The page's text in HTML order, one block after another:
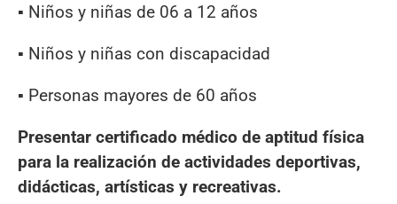
▪ Niños y niñas de 06 a 12 años
▪ Niños y niñas con discapacidad
▪ Personas mayores de 60 años
Presentar certificado médico de aptitud física
para la realización de actividades deportivas,
didácticas, artísticas y recreativas.